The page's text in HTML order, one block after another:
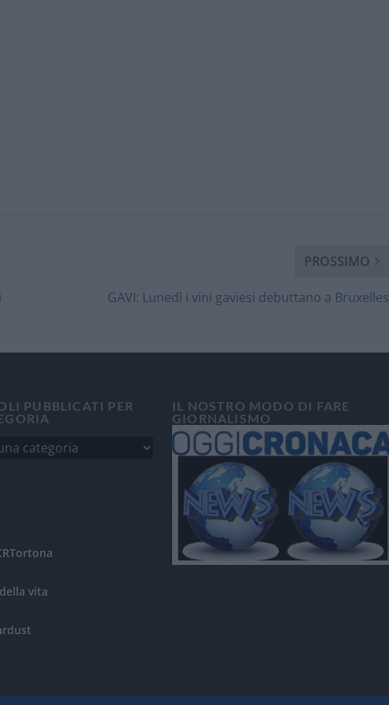
PROSSIMO
GAVI: Lunedì i vini gaviesi debuttano a Bruxelles
PUBBLICATI PER
vita
IL NOSTRO MODO DI FARE
GIORNALISMO